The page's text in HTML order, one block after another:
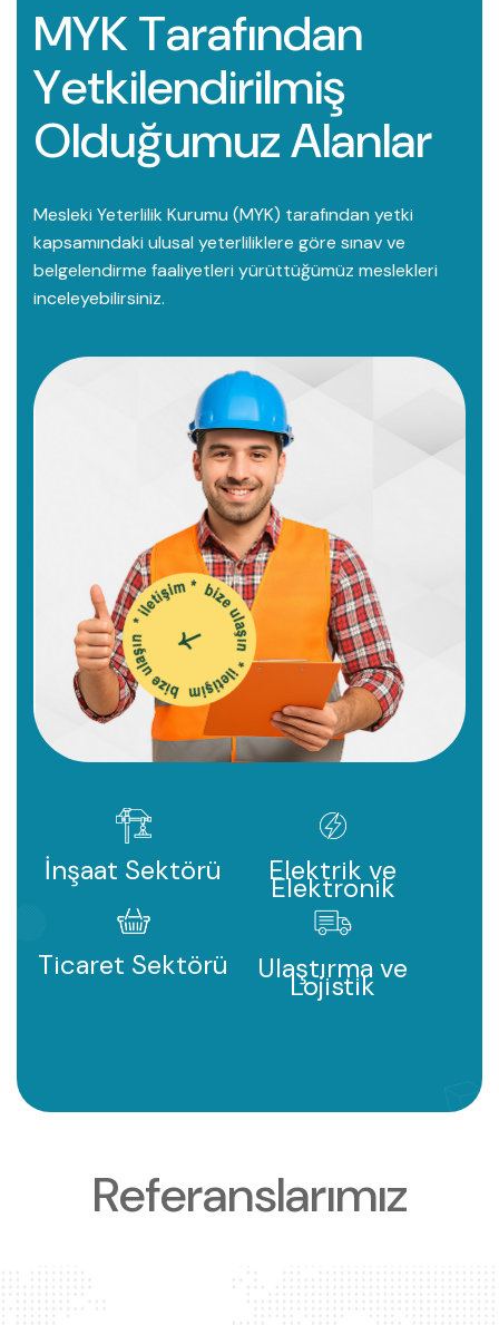
MYKTarafından
Yetkilendirilmiş
OlduğumuzAlanlar
Mesleki Yeterlilik Kurumu (MYK) tarafından yetki
kapsamındaki ulusal yeterliliklere göre sınav ve
belgelendirme faaliyetleri yürüttüğümüz meslekleri
inceleyebilirsiniz.
İnşaat Sektörü Elektrik ve
Elektronik
Ticaret Sektörü Ulaştırma ve
Lojistik
Referanslarımız